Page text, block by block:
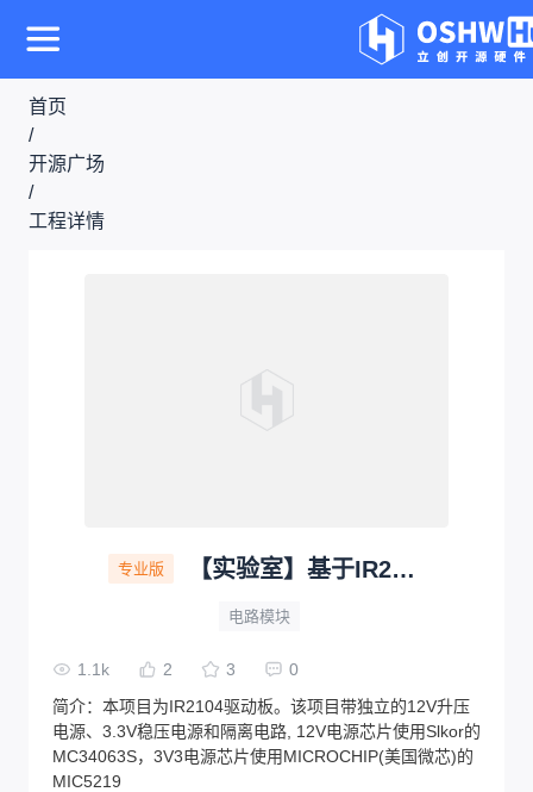
首页
/
开源广场
/
工程详情
专业版 【实验室】基于IR2104的智能车驱动板 | 韶关学院
电路模块
1.1k 2 3
0
简介： 本项目为IR2104驱动板。该项目带独立的12V升压
电源、3.3V稳压电源和隔离电路, 12V电源芯片使用Slkor的
MC34063S，3V3电源芯片使用MICROCHIP(美国微芯)的
MIC5219